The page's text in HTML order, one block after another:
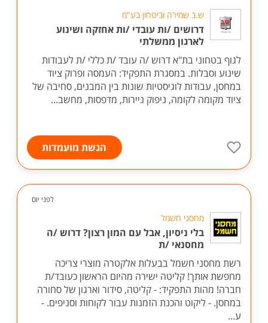
ש.ב שמירה וביטחון בע"מ
דרושים /ות עובדי /ות אחזקה ושינוע
לארגון ממשלתי
לגוף בטחוני בת"א דרוש /ה עובד /ת כללי /ת לעבודות
שינוע וסבלות. במסגרת התפקיד: העמסה ופרוק ציוד
במחסן, עבודות לוגיסטיות שונות בין המבנים, סחיבה של
ציוד מקומה לקומה, ניפוק ניירות, מדפסות, מחשב...
הגשת מועמדות
לפני יום
מחסני חשמל
בלי ניסיון, אבל עם המון רצון? דרוש /ה
מחסנאי /ת
רשת מחסני חשמל בבעלות אלקטרה מוצרי צריכה
מחפשת אותך! קליטה ישירה מהיום הראשון כעובד/ת
חברה! מהות התפקיד: - קליטה, סידור וארגון של סחורה
במחסן. - ליקוט והכנת הזמנות עבור לקוחות וסניפים. -
ע...